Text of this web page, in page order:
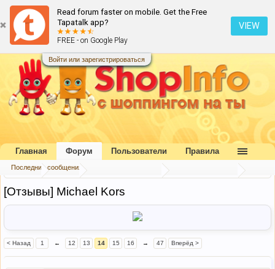
Read forum faster on mobile. Get the Free
Tapatalk app?
FREE - on Google Play
VIEW
Войти или зарегистрироваться
Главная Форум
[Отзывы] Michael Kors
< Назад 1 ← 12 13 14 15 16 → 47 Вперёд >
Главная Форум
Последние сообщения
Пользователи Правила